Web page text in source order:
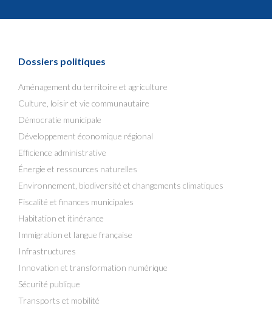
Dossiers politiques
Aménagement du territoire et agriculture
Culture, loisir et vie communautaire
Démocratie municipale
Développement économique régional
Efficience administrative
Énergie et ressources naturelles
Environnement, biodiversité et changements climatiques
Fiscalité et finances municipales
Habitation et itinérance
Immigration et langue française
Infrastructures
Innovation et transformation numérique
Sécurité publique
Transports et mobilité